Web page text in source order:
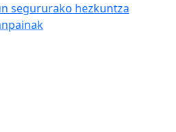
segururako hezkuntza